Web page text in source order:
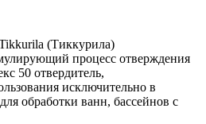
(Тиккурила)
процесс отверждения
50 отвердитель,
исключительно в
обработки ванн, бассейнов с